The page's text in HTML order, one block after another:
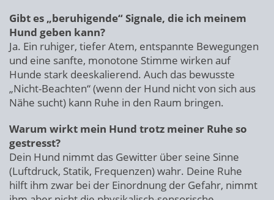
Gibt es „beruhigende“ Signale, die ich meinem
Hund geben kann?
Ja. Ein ruhiger, tiefer Atem, entspannte Bewegungen
und eine sanfte, monotone Stimme wirken auf
Hunde stark deeskalierend. Auch das bewusste
„Nicht-Beachten“ (wenn der Hund nicht von sich aus
Nähe sucht) kann Ruhe in den Raum bringen.
Warum wirkt mein Hund trotz meiner Ruhe so
gestresst?
Dein Hund nimmt das Gewitter über seine Sinne
(Luftdruck, Statik, Frequenzen) wahr. Deine Ruhe
hilft ihm zwar bei der Einordnung der Gefahr, nimmt